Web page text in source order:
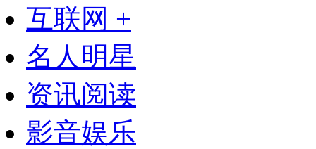
互联网 +
名人明星
资讯阅读
影音娱乐